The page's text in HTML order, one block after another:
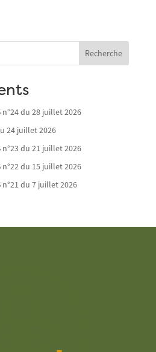
Recherche
n°24 du 28 juillet 2026
24 juillet 2026
n°23 du 21 juillet 2026
n°22 du 15 juillet 2026
n°21 du 7 juillet 2026